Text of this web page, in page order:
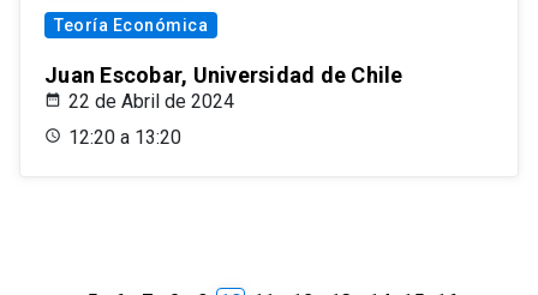
Teoría Económica
Juan Escobar, Universidad de Chile
22 de Abril de 2024
12:20 a 13:20